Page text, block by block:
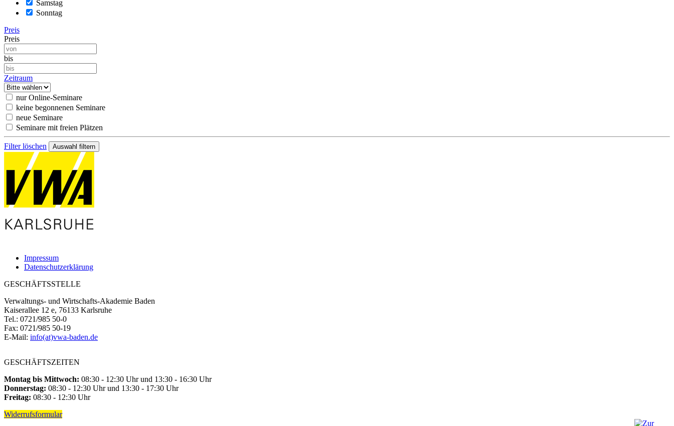
Samstag
Sonntag
Preis
Preis
bis
Zeitraum
nur Online-Seminare
keine begonnenen Seminare
neue Seminare
Seminare mit freien Plätzen
Filter löschen
Impressum
Datenschutzerklärung
GESCHÄFTSSTELLE
Verwaltungs- und Wirtschafts-Akademie Baden
Kaiserallee 12 e, 76133 Karlsruhe
Tel.: 0721/985 50-0
Fax: 0721/985 50-19
E-Mail: info(at)vwa-baden.de
GESCHÄFTSZEITEN
Montag bis Mittwoch: 08:30 - 12:30 Uhr und 13:30 - 16:30 Uhr
Donnerstag: 08:30 - 12:30 Uhr und 13:30 - 17:30 Uhr
Freitag: 08:30 - 12:30 Uhr
Widerrufsformular